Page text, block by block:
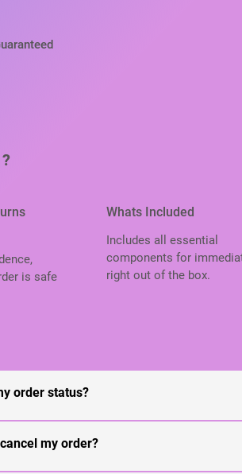
is safe
Whats Included
Includes all essential
components for
right out of the box.
order status?
using high-quality, durable materials
my order?